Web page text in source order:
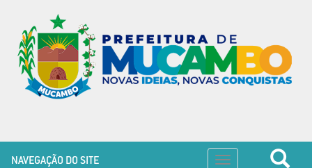
Toggle
NAVEGAÇÃO DO SITE